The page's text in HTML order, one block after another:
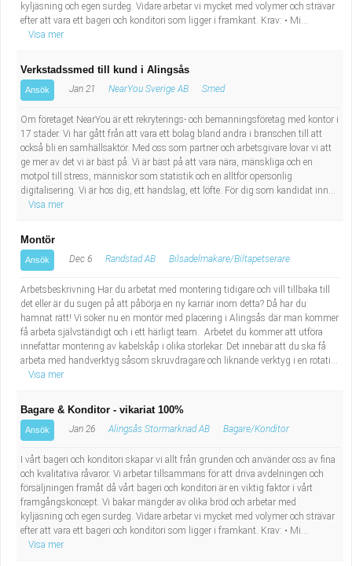
kyljäsning och egen surdeg. Vidare arbetar vi mycket med volymer och strävar
efter att vara ett bageri och konditori som ligger i framkant. Krav: • Mi...
Visa mer
Verkstadssmed till kund i Alingsås
Ansök Jan 21 NearYou Sverige AB Smed
Om företaget NearYou är ett rekryterings- och bemanningsföretag med kontor i
17 städer. Vi har gått från att vara ett bolag bland andra i branschen till att
också bli en samhällsaktör. Med oss som partner och arbetsgivare lovar vi att
ge mer av det vi är bäst på. Vi är bäst på att vara nära, mänskliga och en
motpol till stress, människor som statistik och en alltför opersonlig
digitalisering. Vi är hos dig, ett handslag, ett löfte. För dig som kandidat inn...
Visa mer
Montör
Ansök Dec 6 Randstad AB Bilsadelmakare/Biltapetserare
Arbetsbeskrivning Har du arbetat med montering tidigare och vill tillbaka till
det eller är du sugen på att påbörja en ny karriär inom detta? Då har du
hamnat rätt! Vi söker nu en montör med placering i Alingsås där man kommer
få arbeta självständigt och i ett härligt team. Arbetet du kommer att utföra
innefattar montering av kabelskåp i olika storlekar. Det innebär att du ska få
arbeta med handverktyg såsom skruvdragare och liknande verktyg i en rotati...
Visa mer
Bagare & Konditor - vikariat 100%
Ansök Jan 26 Alingsås Stormarknad AB Bagare/Konditor
I vårt bageri och konditori skapar vi allt från grunden och använder oss av fina
och kvalitativa råvaror. Vi arbetar tillsammans för att driva avdelningen och
försäljningen framåt då vårt bageri och konditori är en viktig faktor i vårt
framgångskoncept. Vi bakar mängder av olika bröd och arbetar med
kyljäsning och egen surdeg. Vidare arbetar vi mycket med volymer och strävar
efter att vara ett bageri och konditori som ligger i framkant. Krav: • Mi...
Visa mer